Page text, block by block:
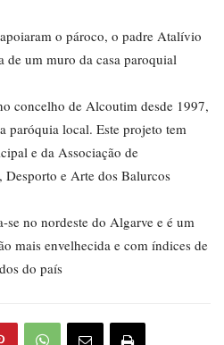
o pároco, o padre Atalívio
de um muro da casa paroquial
concelho de Alcoutim desde 1997,
paróquia local. Este projeto tem
e da Associação de
e Arte dos Balurcos
no nordeste do Algarve e é um
mais envelhecida e com índices de
do país